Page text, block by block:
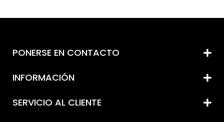
PONERSE EN CONTACTO
INFORMACIÓN
SERVICIO AL CLIENTE